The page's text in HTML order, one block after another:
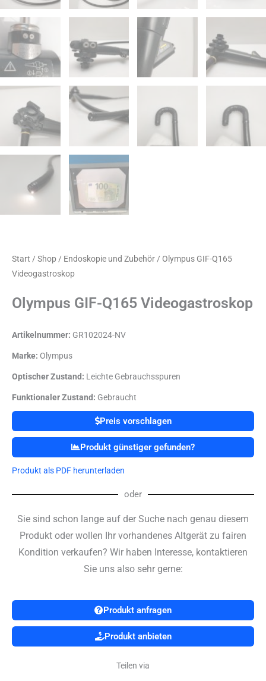
Start / Shop / Endoskopie und Zubehör / Olympus GIF-Q165
Videogastroskop
Olympus GIF-Q165 Videogastroskop
Artikelnummer: GR102024-NV
Marke: Olympus
Optischer Zustand: Leichte Gebrauchsspuren
Funktionaler Zustand: Gebraucht
Preis vorschlagen
Produkt günstiger gefunden?
Produkt als PDF herunterladen
oder
Sie sind schon lange auf der Suche nach genau diesem
Produkt oder wollen Ihr vorhandenes Altgerät zu fairen
Kondition verkaufen? Wir haben Interesse, kontaktieren
Sie uns also sehr gerne:
Produkt anfragen
Produkt anbieten
Teilen via